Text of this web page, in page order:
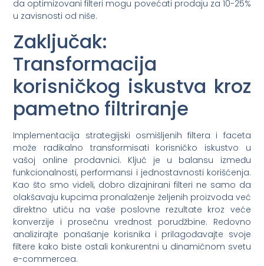
da optimizovani filteri mogu povećati prodaju za 10-25%
u zavisnosti od niše.
Zaključak:
Transformacija
korisničkog iskustva kroz
pametno filtriranje
Implementacija strategijski osmišljenih filtera i faceta
može radikalno transformisati korisničko iskustvo u
vašoj online prodavnici. Ključ je u balansu između
funkcionalnosti, performansi i jednostavnosti korišćenja.
Kao što smo videli, dobro dizajnirani filteri ne samo da
olakšavaju kupcima pronalaženje željenih proizvoda već
direktno utiču na vaše poslovne rezultate kroz veće
konverzije i prosečnu vrednost porudžbine. Redovno
analizirajte ponašanje korisnika i prilagođavajte svoje
filtere kako biste ostali konkurentni u dinamičnom svetu
e-commercea.